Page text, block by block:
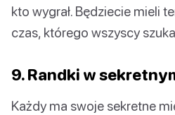
kto wygrał. Będziecie mieli
czas, którego wszyscy
9. Randki w
Każdy ma swoje sekretne